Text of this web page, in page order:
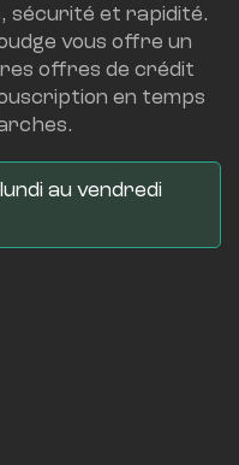
sécurité et rapidité.
vous offre un
offres de crédit
en temps
lundi au vendredi